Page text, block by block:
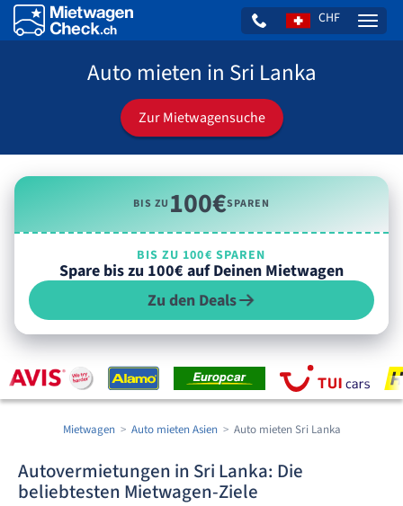
CHF
Auto mieten in Sri Lanka
Zur Mietwagensuche
BIS ZU100€SPAREN
BIS ZU 100€ SPAREN
Spare bis zu 100€ auf Deinen Mietwagen
Zu den Deals
Mietwagen Auto mieten Asien Auto mieten Sri Lanka
Autovermietungen in Sri Lanka: Die
beliebtesten Mietwagen-Ziele